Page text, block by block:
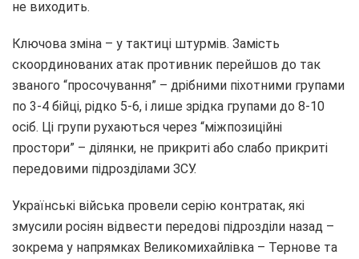
не виходить.
Ключова зміна – у тактиці штурмів. Замість
скоординованих атак противник перейшов до так
званого “просочування” – дрібними піхотними групами
по 3-4 бійці, рідко 5-6, і лише зрідка групами до 8-10
осіб. Ці групи рухаються через “міжпозиційні
простори” – ділянки, не прикриті або слабо прикриті
передовими підрозділами ЗСУ.
Українські війська провели серію контратак, які
змусили росіян відвести передові підрозділи назад –
зокрема у напрямках Великомихайлівка – Тернове та